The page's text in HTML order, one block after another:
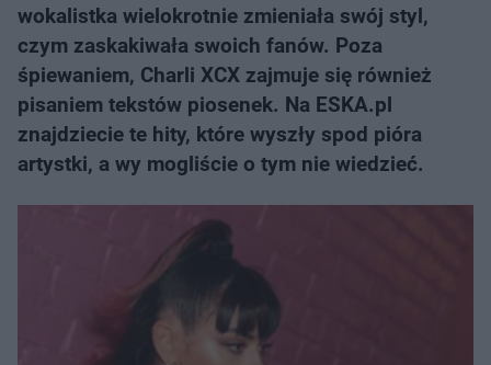
wokalistka wielokrotnie zmieniała swój styl,
czym zaskakiwała swoich fanów. Poza
śpiewaniem, Charli XCX zajmuje się również
pisaniem tekstów piosenek. Na ESKA.pl
znajdziecie te hity, które wyszły spod pióra
artystki, a wy mogliście o tym nie wiedzieć.